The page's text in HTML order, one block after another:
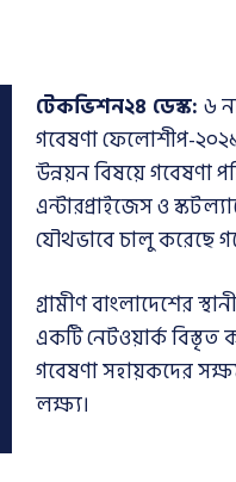
টেকভিশন২৪ ডেস্ক: ৬
গবেষণা ফেলোশীপ-
উন্নয়ন বিষয়ে গবেষণা
এন্টারপ্রাইজেস ও
যৌথভাবে চালু করেছে
গ্রামীণ বাংলাদেশের
একটি নেটওয়ার্ক বিস্তৃত
গবেষণা সহায়কদের
লক্ষ্য।